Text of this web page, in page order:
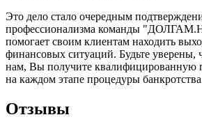
Это дело стало очередным
профессионализма команды
помогает своим клиентам находить
финансовых ситуаций. Будьте уверены,
нам, Вы получите квалифицированную
на каждом этапе процедуры
Отзывы